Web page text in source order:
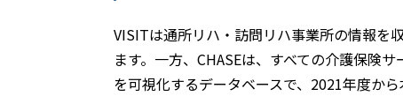
VISITは通所リハ・訪問リハ事業所の情報を
ます。一方、CHASEは、すべての介護保険
を可視化するデータベースで、2021年度から